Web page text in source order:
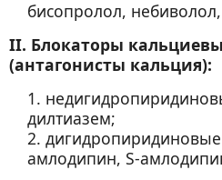
бисопролол,
II. Блокаторы
(антагонисты кальция):
1.
дилтиазем;
2.
амлодипин, S-